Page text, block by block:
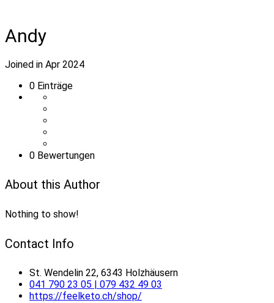
Andy
Joined in Apr 2024
0 Einträge
0 Bewertungen
About this Author
Nothing to show!
Contact Info
St. Wendelin 22, 6343 Holzhäusern
041 790 23 05 | 079 432 49 03
https://feelketo.ch/shop/